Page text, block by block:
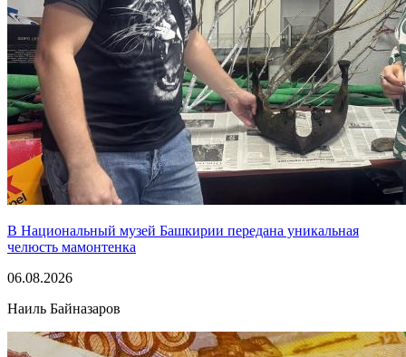
В Национальный музей Башкирии передана уникальная
челюсть мамонтенка
06.08.2026
Наиль Байназаров